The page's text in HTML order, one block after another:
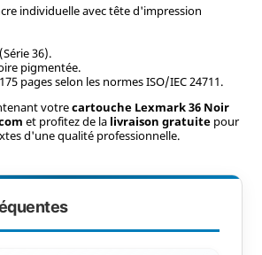
individuelle avec tête d'impression
36).
pigmentée.
pages selon les normes ISO/IEC 24711.
votrecartouche Lexmark 36 Noir
et profitez de la livraison gratuitepour
d'une qualité professionnelle.